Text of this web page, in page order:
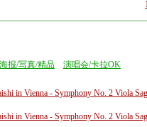
海报/写真/精品 演唱会/卡拉OK
in Vienna - Symphony No. 2 Viola
in Vienna - Symphony No. 2 Viola